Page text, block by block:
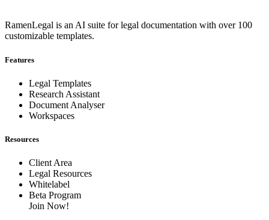
RamenLegal is an AI suite for legal documentation with over 100
customizable templates.
Features
Legal Templates
Research Assistant
Document Analyser
Workspaces
Resources
Client Area
Legal Resources
Whitelabel
Beta Program
Join Now!